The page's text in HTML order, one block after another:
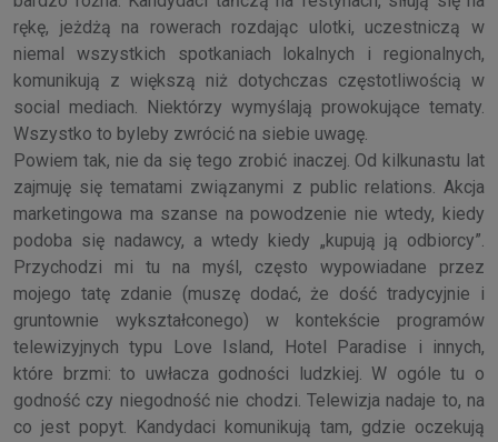
rękę, jeżdżą na rowerach rozdając ulotki, uczestniczą w
niemal wszystkich spotkaniach lokalnych i regionalnych,
komunikują z większą niż dotychczas częstotliwością w
social mediach. Niektórzy wymyślają prowokujące tematy.
Wszystko to byleby zwrócić na siebie uwagę.
Powiem tak, nie da się tego zrobić inaczej. Od kilkunastu lat
zajmuję się tematami związanymi z public relations. Akcja
marketingowa ma szanse na powodzenie nie wtedy, kiedy
podoba się nadawcy, a wtedy kiedy „kupują ją odbiorcy”.
Przychodzi mi tu na myśl, często wypowiadane przez
mojego tatę zdanie (muszę dodać, że dość tradycyjnie i
gruntownie wykształconego) w kontekście programów
telewizyjnych typu Love Island, Hotel Paradise i innych,
które brzmi: to uwłacza godności ludzkiej. W ogóle tu o
godność czy niegodność nie chodzi. Telewizja nadaje to, na
co jest popyt. Kandydaci komunikują tam, gdzie oczekują